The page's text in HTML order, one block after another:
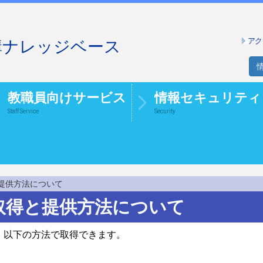
レッジベース ア
教職員向けサービス
Staff Service
情報セキュリティ
Security
供方法について
と提供方法について
下の方法で取得できます。